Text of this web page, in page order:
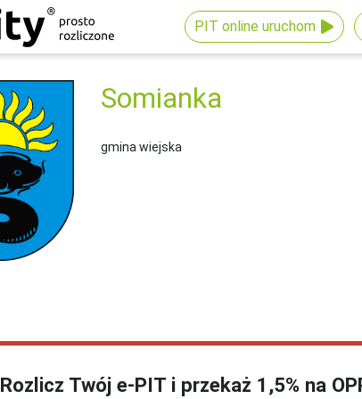
PIT online uruchom
Somianka
gmina wiejska
Rozlicz Twój e-PIT i przekaż 1,5% na